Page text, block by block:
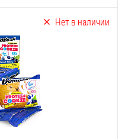
Нет в наличии